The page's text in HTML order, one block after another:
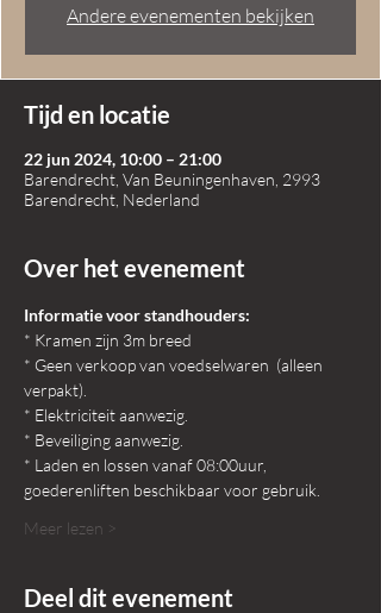
Andere evenementen bekijken
Tijd en locatie
22 jun 2024, 10:00 – 21:00
Barendrecht, Van Beuningenhaven, 2993
Barendrecht, Nederland
Over het evenement
Informatie voor standhouders:
* Kramen zijn 3m breed
* Geen verkoop van voedselwaren  (alleen
verpakt).
* Elektriciteit aanwezig.
* Beveiliging aanwezig.
* Laden en lossen vanaf 08:00uur,
goederenliften beschikbaar voor gebruik.
Meer lezen >
Deel dit evenement